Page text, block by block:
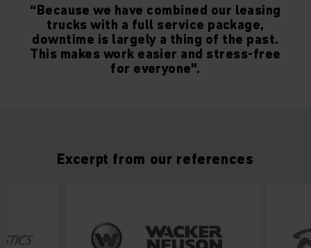
“Because we have combined our leasing
trucks with a full service package,
downtime is largely a thing of the past.
This makes work easier and stress-free
for everyone".
Excerpt from our references